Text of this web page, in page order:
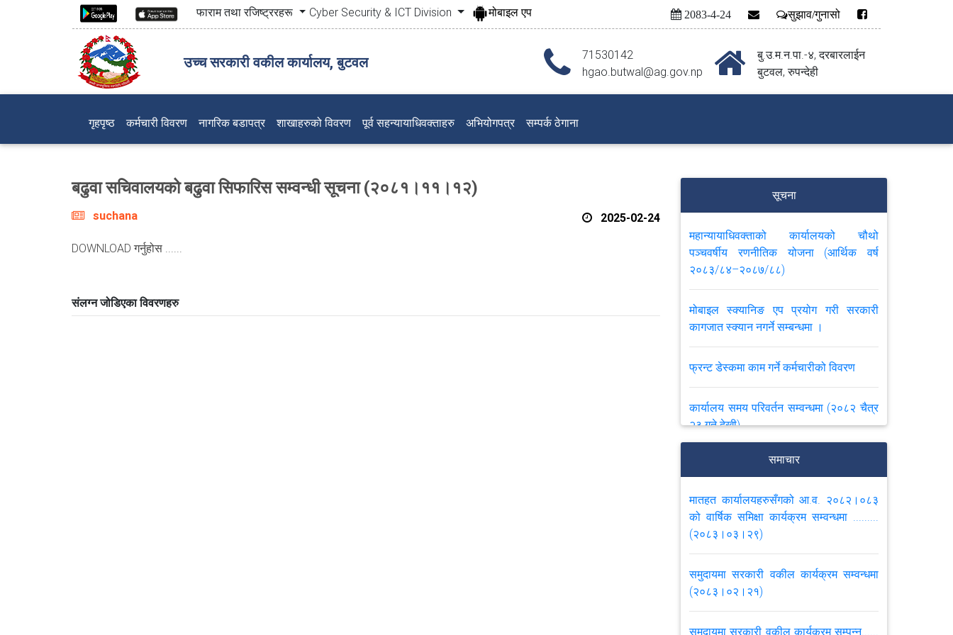
फाराम तथा रजिष्ट्ररहरू Cyber Security & ICT Division मोबाइल एप 2083-4-24 सुझाव/गुनासो
उच्च सरकारी वकील कार्यालय, बुटवल
71530142
hgao.butwal@ag.gov.np
बु.उ‍‌.म.न.पा.-४, दरबारलाईन
बुटवल, रुपन्देही
गृहपृष्ठ(current)
कर्मचारी विवरण नागरिक बडापत्र शाखाहरुको विवरण पूर्व सहन्यायाधिवक्ताहरु अभियोगपत्र सम्पर्क ठेगाना
बढुवा सचिवालयको बढुवा सिफारिस सम्वन्धी सूचना (२०८१।११।१२)
suchana 2025-02-24
DOWNLOAD गर्नुहोस ......
संलग्न जोडिएका विवरणहरु
सूचना
महान्यायाधिवक्ताको कार्यालयको चौथो
पञ्चवर्षीय रणनीतिक योजना (आर्थिक वर्ष
२०८३/८४–२०८७/८८)
मोबाइल स्क्यानिङ एप प्रयोग गरी सरकारी
कागजात स्क्यान नगर्ने सम्बन्धमा ।
फ्रन्ट डेस्कमा काम गर्ने कर्मचारीको विवरण
कार्यालय समय परिवर्तन सम्वन्धमा (२०८२ चैत्र
२३ गते देखी)
सम्पत्ति तथा मालसामानको लिलाम बढाबढको
लुटपाट भएका सामाग्रीहरु भेटेमा बुझाईदिने
सम्बन्धमा .... (२०८२।०५।३०)
महान्यायाधिवक्ताको कार्यालयको मिति
२०८२/०४/१५ गतेको परिपत्र सम्बन्धमा ।
समाचार
मातहत कार्यालयहरुसँगको आ.व. २०८२।०८३
को वार्षिक समिक्षा कार्यक्रम सम्वन्धमा .........
(२०८३।०३।२९)
समुदायमा सरकारी वकील कार्यक्रम सम्वन्धमा
(२०८३।०२।२१)
समुदायमा सरकारी वकील कार्यक्रम सम्पन्न......